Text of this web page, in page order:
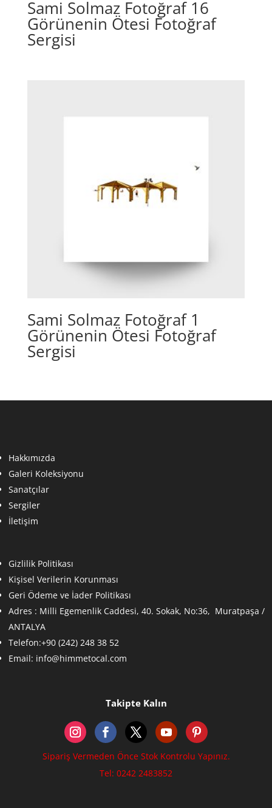
Sami Solmaz Fotoğraf 16
Görünenin Ötesi Fotoğraf
Sergisi
Sami Solmaz Fotoğraf 1
Görünenin Ötesi Fotoğraf
Sergisi
Hakkımızda
Galeri Koleksiyonu
Sanatçılar
Sergiler
İletişim
Gizlilik Politikası
Kişisel Verilerin Korunması
Geri Ödeme ve İader Politikası
Adres : Milli Egemenlik Caddesi, 40. Sokak, No:36, Muratpaşa /
ANTALYA
Telefon:+90 (242) 248 38 52
Email: info@himmetocal.com
Takipte Kalın
Sipariş Vermeden Önce Stok Kontrolu Yapınız.
Tel: 0242 2483852